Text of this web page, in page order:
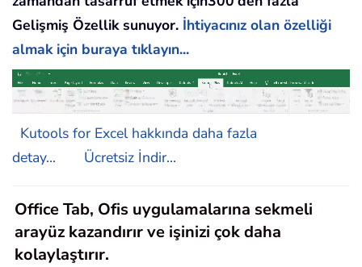
Gelişmiş Özellik sunuyor. İhtiyacınız olan özelliği
almak için buraya tıklayın...
Kutools for Excel hakkında daha fazla
detay...
Ücretsiz İndir...
Office Tab, Ofis uygulamalarına sekmeli
arayüz kazandırır ve işinizi çok daha
kolaylaştırır.